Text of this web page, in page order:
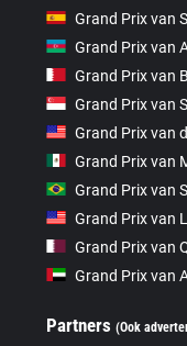
Grand Prix van
Grand Prix van
Grand Prix van
Grand Prix van
Grand Prix van
Grand Prix van
Grand Prix van
Grand Prix van
Grand Prix van
Grand Prix van
Partners(Ook